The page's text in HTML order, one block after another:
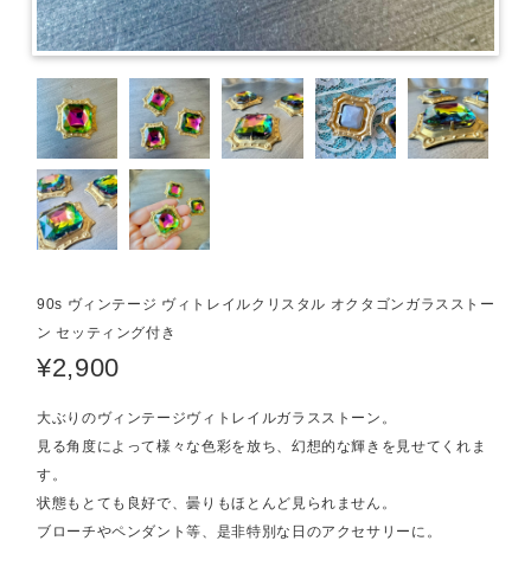
90s ヴィンテージ ヴィトレイルクリスタル オクタゴンガラスストー
ン セッティング付き
¥2,900
大ぶりのヴィンテージヴィトレイルガラスストーン。
見る角度によって様々な色彩を放ち、幻想的な輝きを見せてくれま
す。
状態もとても良好で、曇りもほとんど見られません。
ブローチやペンダント等、是非特別な日のアクセサリーに。